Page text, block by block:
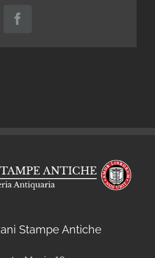
Facebook
Stampe Antiche